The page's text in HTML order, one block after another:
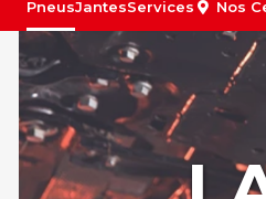
PneusJantesServices Nos